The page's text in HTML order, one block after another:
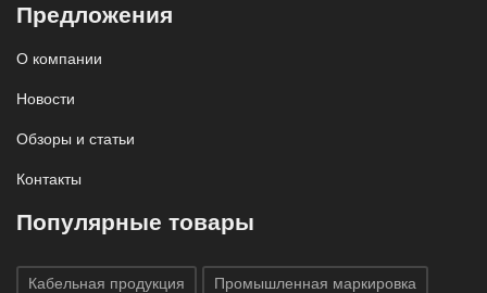
Предложения
О компании
Новости
Обзоры и статьи
Контакты
Популярные товары
Кабельная продукция Промышленная маркировка